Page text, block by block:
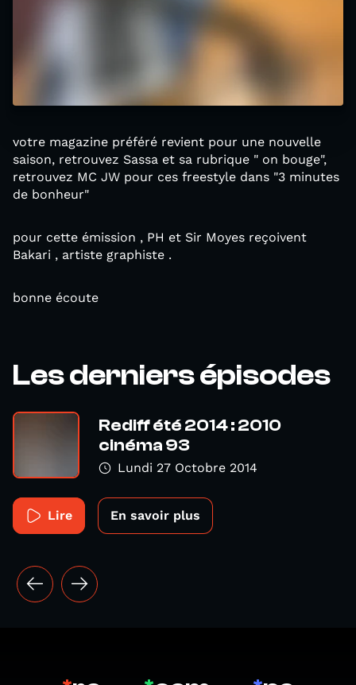
votre magazine préféré revient pour une nouvelle
saison, retrouvez Sassa et sa rubrique " on bouge",
retrouvez MC JW pour ces freestyle dans "3 minutes
de bonheur"
pour cette émission , PH et Sir Moyes reçoivent
Bakari , artiste graphiste .
bonne écoute
Les derniers épisodes
Rediff été 2014 : 2010
cinéma 93
Lundi 27 Octobre 2014
Lire En savoir plus